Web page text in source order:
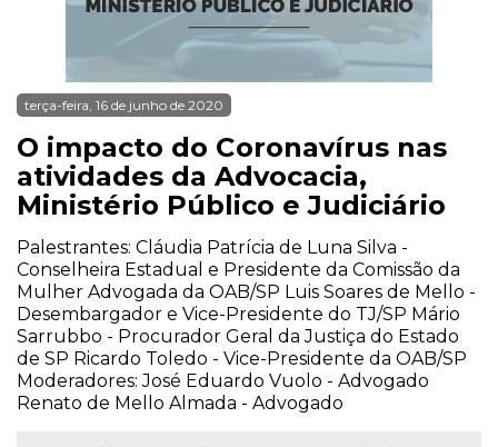
terça-feira, 16 de junho de 2020
O impacto do Coronavírus nas
atividades da Advocacia,
Ministério Público e Judiciário
Palestrantes: Cláudia Patrícia de Luna Silva -
Conselheira Estadual e Presidente da Comissão da
Mulher Advogada da OAB/SP Luis Soares de Mello -
Desembargador e Vice-Presidente do TJ/SP Mário
Sarrubbo - Procurador Geral da Justiça do Estado
de SP Ricardo Toledo - Vice-Presidente da OAB/SP
Moderadores: José Eduardo Vuolo - Advogado
Renato de Mello Almada - Advogado